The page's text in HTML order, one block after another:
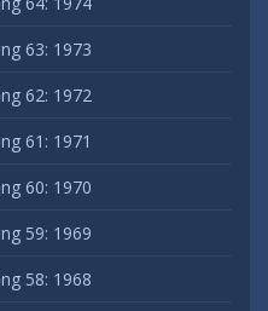
63: 1973
62: 1972
61: 1971
60: 1970
59: 1969
58: 1968